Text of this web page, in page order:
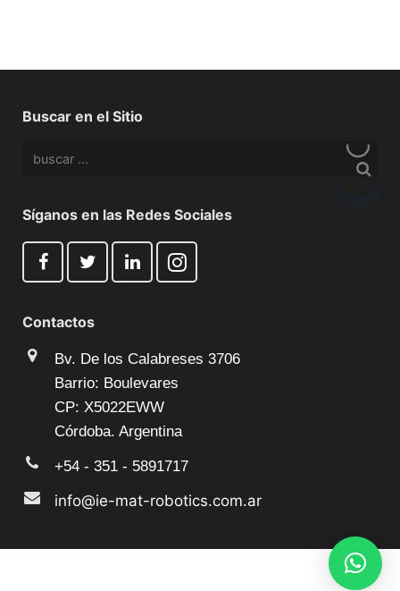
Buscar en el Sitio
Síganos en las Redes Sociales
Contactos
Bv. De los Calabreses 3706
Barrio: Boulevares
CP: X5022EWW
Córdoba. Argentina
+54 - 351 - 5891717
info@ie-mat-robotics.com.ar
IE-MAT®